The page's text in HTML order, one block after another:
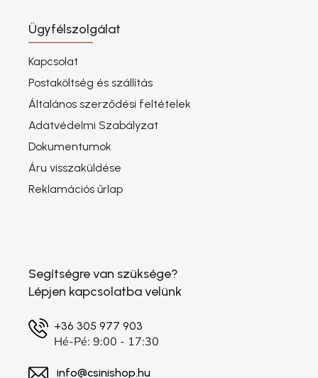
Ügyfélszolgálat
Kapcsolat
Postaköltség és szállítás
Általános szerződési feltételek
Adatvédelmi Szabályzat
Dokumentumok
Áru visszaküldése
Reklamációs űrlap
Segítségre van szüksége?
Lépjen kapcsolatba velünk
+36 305 977 903
Hé-Pé: 9:00 - 17:30
info@csinishop.hu